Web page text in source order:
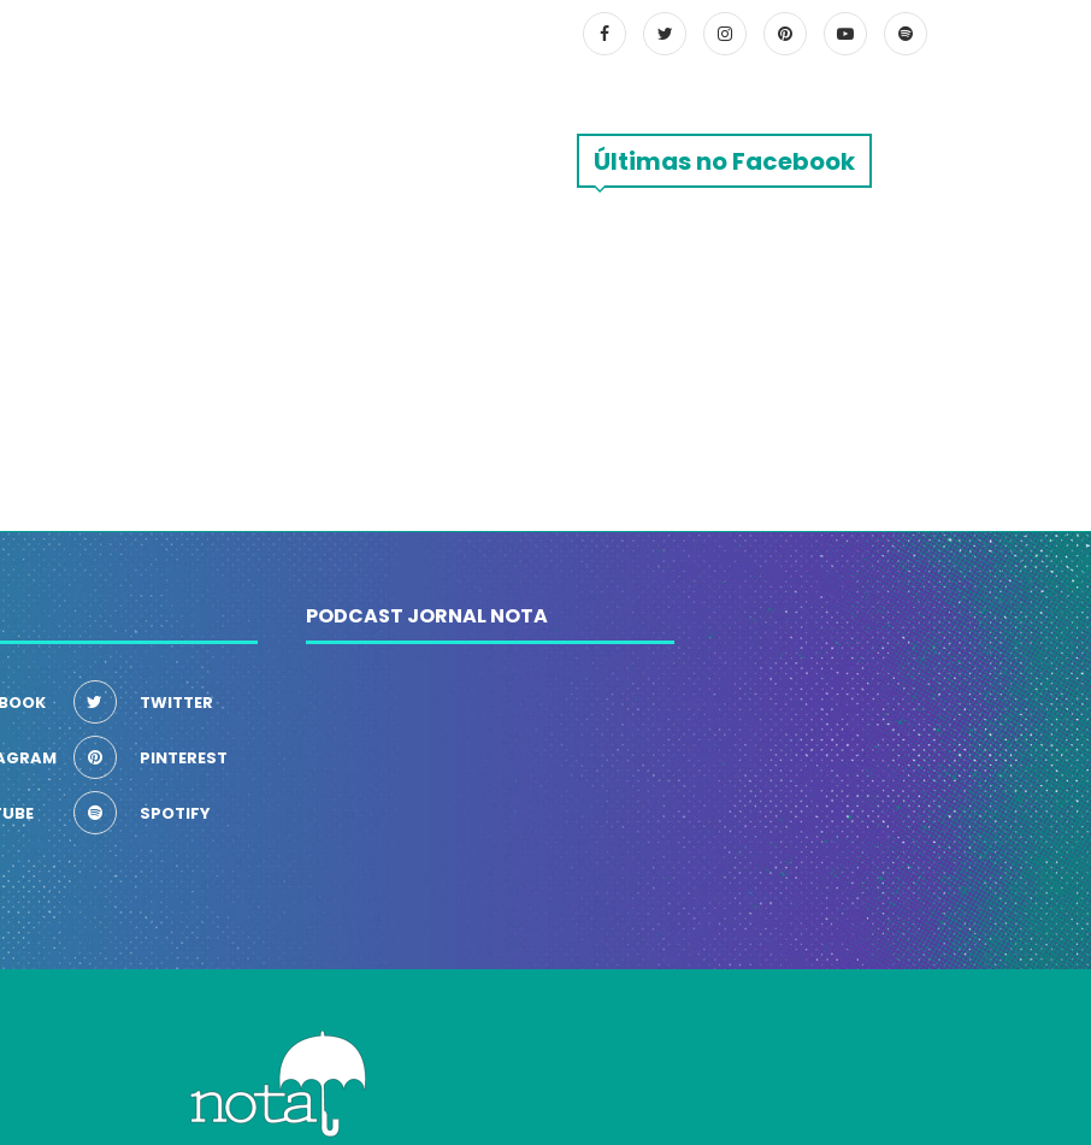
Últimas no Facebook
TWITTER
PINTEREST
SPOTIFY
PODCAST JORNAL NOTA